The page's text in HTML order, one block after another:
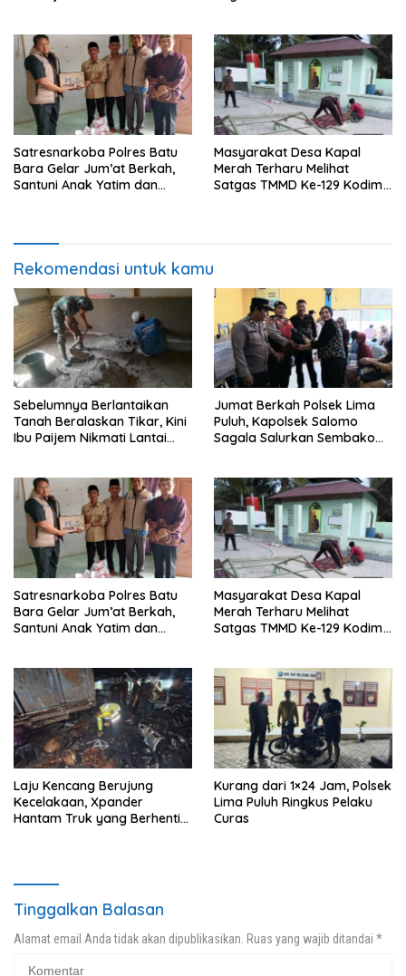
0208/Asahan
Satresnarkoba Polres Batu
Bara Gelar Jum’at Berkah,
Santuni Anak Yatim dan
Masyarakat Desa Kapal
Merah Terharu Melihat
Satgas TMMD Ke-129 Kodim
Rekomendasi untuk kamu
Sebelumnya Berlantaikan
Tanah Beralaskan Tikar, Kini
Ibu Paijem Nikmati Lantai
0208/Asahan
Jumat Berkah Polsek Lima
Puluh, Kapolsek Salomo
Sagala Salurkan Sembako
Satresnarkoba Polres Batu
Bara Gelar Jum’at Berkah,
Santuni Anak Yatim dan
Masyarakat Desa Kapal
Merah Terharu Melihat
Satgas TMMD Ke-129 Kodim
Mushollah Al Maghribi
Laju Kencang Berujung
Kecelakaan, Xpander
Hantam Truk yang Berhenti
Kurang dari 1×24 Jam, Polsek
Lima Puluh Ringkus Pelaku
Curas
Tinggalkan Balasan
Alamat email Anda tidak akan dipublikasikan. Ruas yang wajib ditandai *